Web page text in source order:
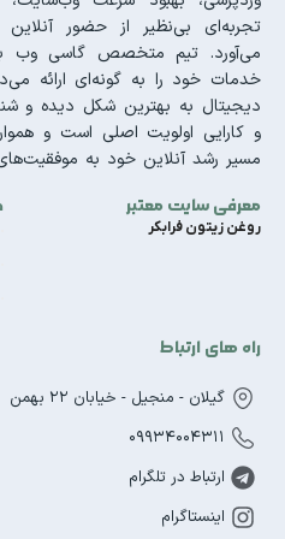
تجربه‌ای بی‌نظیر از حضور
می‌آورد. تیم متخصص گاسی وب با
خدمات خود را به گونه‌ای ارائه
دیجیتال به بهترین شکل دیده و
و کارایی اولویت اصلی است و
مسیر رشد آنلاین خود به
معرفی سایت معتبر
روغن زیتون فرابکر
راه های ارتباط
گیلان - منجیل - خیابان 22 بهمن
09934004311
ارتباط در تلگرام
اینستاگرام